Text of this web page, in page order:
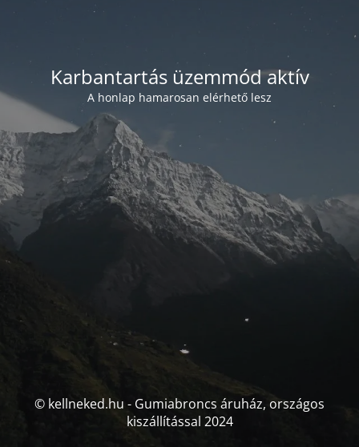
Karbantartás üzemmód aktív
A honlap hamarosan elérhető lesz
© kellneked.hu - Gumiabroncs áruház, országos
kiszállítással 2024